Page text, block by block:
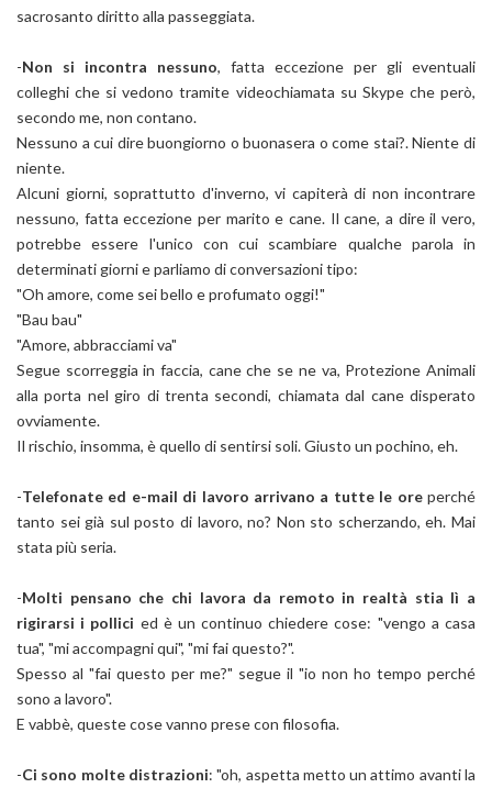
sacrosanto diritto alla passeggiata.
-Non si incontra nessuno, fatta eccezione per gli eventuali
colleghi che si vedono tramite videochiamata su Skype che però,
secondo me, non contano.
Nessuno a cui dire buongiorno o buonasera o come stai?. Niente di
niente.
Alcuni giorni, soprattutto d'inverno, vi capiterà di non incontrare
nessuno, fatta eccezione per marito e cane. Il cane, a dire il vero,
potrebbe essere l'unico con cui scambiare qualche parola in
determinati giorni e parliamo di conversazioni tipo:
"Oh amore, come sei bello e profumato oggi!"
"Bau bau"
"Amore, abbracciami va"
Segue scorreggia in faccia, cane che se ne va, Protezione Animali
alla porta nel giro di trenta secondi, chiamata dal cane disperato
ovviamente.
Il rischio, insomma, è quello di sentirsi soli. Giusto un pochino, eh.
-Telefonate ed e-mail di lavoro arrivano a tutte le ore perché
tanto sei già sul posto di lavoro, no? Non sto scherzando, eh. Mai
stata più seria.
-Molti pensano che chi lavora da remoto in realtà stia lì a
rigirarsi i pollici ed è un continuo chiedere cose: "vengo a casa
tua", "mi accompagni qui", "mi fai questo?".
Spesso al "fai questo per me?" segue il "io non ho tempo perché
sono a lavoro".
E vabbè, queste cose vanno prese con filosofia.
-Ci sono molte distrazioni: "oh, aspetta metto un attimo avanti la